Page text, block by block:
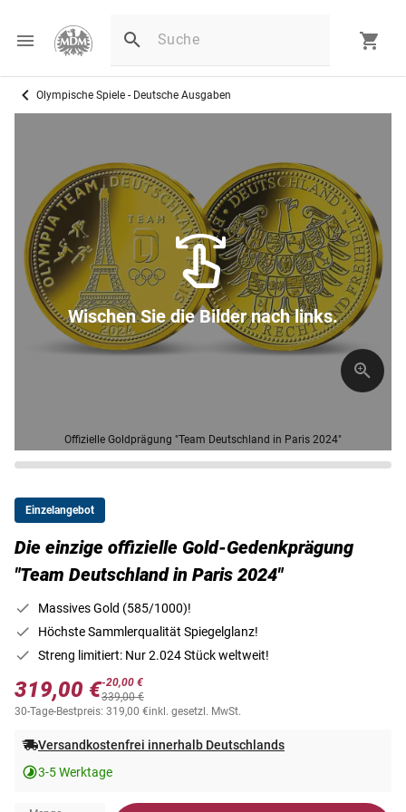
Olympische Spiele - Deutsche Ausgaben
Offizielle Goldprägung "Team Deutschland in Paris 2024"
Wischen Sie die Bilder nach links.
Einzelangebot
Die einzige offizielle Gold-Gedenkprägung
"Team Deutschland in Paris 2024"
Massives Gold (585/1000)!
Höchste Sammlerqualität Spiegelglanz!
Streng limitiert: Nur 2.024 Stück weltweit!
319,00 €-20,00 €
339,00 €
30-Tage-Bestpreis: 319,00 €inkl. gesetzl. MwSt.
Versandkostenfrei innerhalb Deutschlands
3-5 Werktage